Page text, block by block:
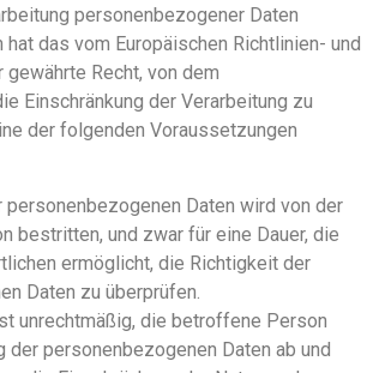
personenbezogener Daten
das vom Europäischen Richtlinien- und
Recht, von dem
Einschränkung der Verarbeitung zu
der folgenden Voraussetzungen
Daten wird von der
bestritten, und zwar für eine Dauer, die
ermöglicht, die Richtigkeit der
Daten zu überprüfen.
unrechtmäßig, die betroffene Person
der personenbezogenen Daten ab und